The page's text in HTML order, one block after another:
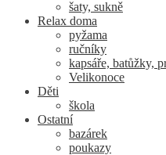
šaty, sukně
Relax doma
pyžama
ručníky
kapsáře, batůžky,
Velikonoce
Děti
škola
Ostatní
bazárek
poukazy